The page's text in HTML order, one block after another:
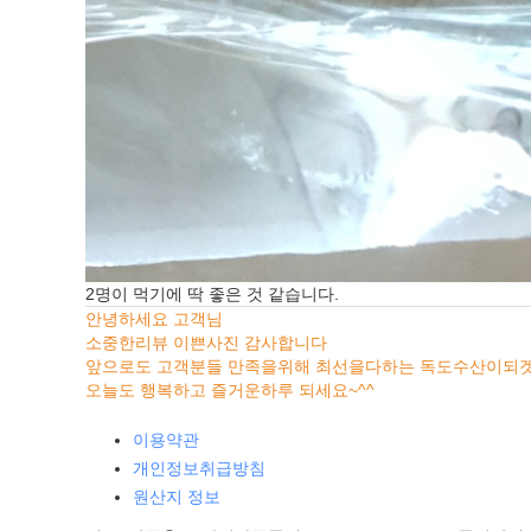
2명이 먹기에 딱 좋은 것 같습니다.
안녕하세요 고객님
소중한리뷰 이쁜사진 감사합니다
앞으로도 고객분들 만족을위해 최선을다하는 독도수산이되
오늘도 행복하고 즐거운하루 되세요~^^
이용약관
개인정보취급방침
원산지 정보